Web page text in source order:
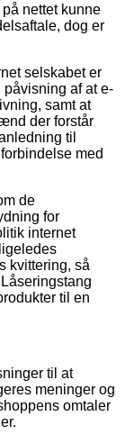
nettet kunne
dog er
selskabet er
af at e-
samt at
der forstår
til
med
de
for
internet
kvittering, så
til en
til at
meninger og
omtaler